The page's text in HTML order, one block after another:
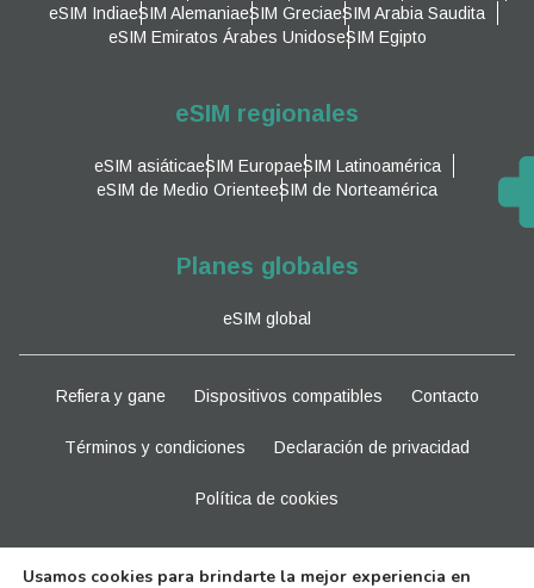
eSIM IndiaeSIM AlemaniaeSIM GreciaeSIM Arabia Saudita
eSIM Emiratos Árabes UnidoseSIM Egipto
eSIM regionales
eSIM asiáticaeSIM EuropaeSIM Latinoamérica
eSIM de Medio OrienteeSIM de Norteamérica
Planes globales
eSIM global
Refiera y gane Dispositivos compatibles Contacto
Términos y condiciones Declaración de privacidad
Política de cookies
Usamos cookies para brindarte la mejor experiencia en